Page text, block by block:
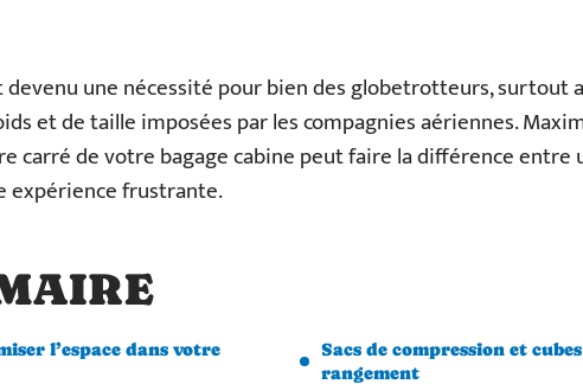
devenu une nécessité pour bien des globetrotteurs, surtout
et de taille imposées par les compagnies aériennes.
carré de votre bagage cabine peut faire la différence entre
expérience frustrante.
l’espace dans votre
Sacs de compression et
rangement